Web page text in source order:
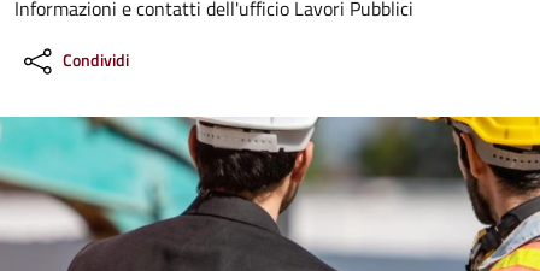
Informazioni e contatti dell'ufficio Lavori Pubblici
Condividi